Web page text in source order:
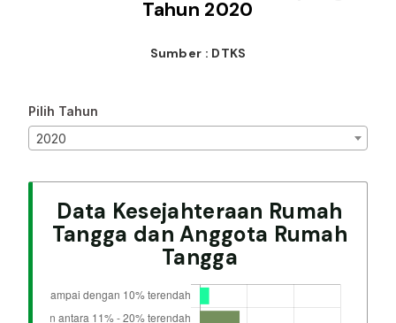
Tahun 2020
Sumber : DTKS
Pilih Tahun
2020
Data Kesejahteraan Rumah
Tangga dan Anggota Rumah
Tangga